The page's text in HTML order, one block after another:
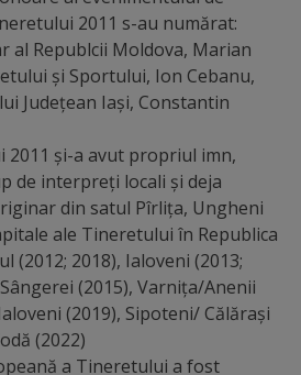
2011 s-au numărat:
al Republcii Moldova, Marian
și Sportului, Ion Cebanu,
Județean Iași, Constantin
2011 și-a avut propriul imn,
de interpreți locali și deja
din satul Pîrlița, Ungheni
ale Tineretului în Republica
(2012; 2018), Ialoveni (2013;
(2015), Varnița/Anenii
(2019), Sipoteni/ Călărași
(2022)
a Tineretului a fost